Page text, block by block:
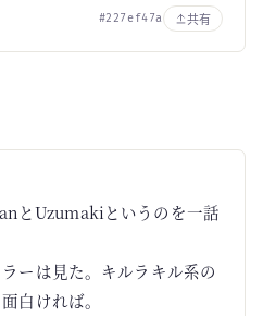
#227ef47a 共有
とUzumakiというのを一話
ーは見た。キルラキル系の
白ければ。